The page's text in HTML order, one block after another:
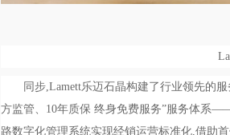
同步,Lamett乐迈石晶构建了行业领先的
方监管、10年质保 终身免费服务”服务体系
路数字化管理系统实现经销运营标准化,借助